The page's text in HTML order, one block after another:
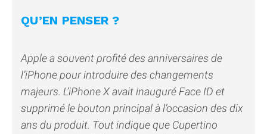
QU’EN PENSER ?
Apple a souvent profité des anniversaires de
l’iPhone pour introduire des changements
majeurs. L’iPhone X avait inauguré Face ID et
supprimé le bouton principal à l’occasion des dix
ans du produit. Tout indique que Cupertino